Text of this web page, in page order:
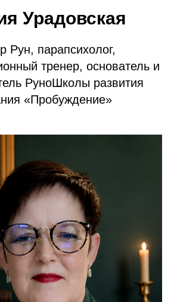
Урадовская
Рун, парапсихолог,
тренер, основатель и
РуноШколы развития
«Пробуждение»